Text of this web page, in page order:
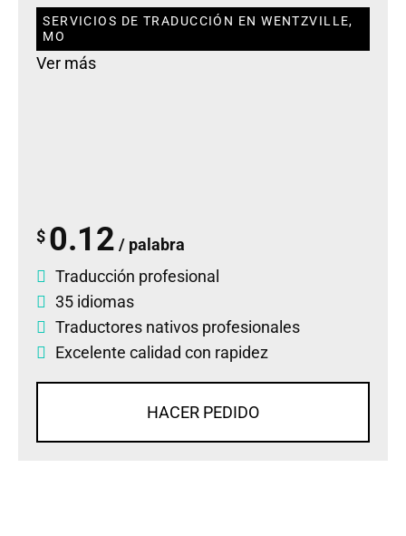
SERVICIOS DE TRADUCCIÓN EN WENTZVILLE,
MO
Ver más
$ 0.12 / palabra
Traducción profesional
35 idiomas
Traductores nativos profesionales
Excelente calidad con rapidez
HACER PEDIDO